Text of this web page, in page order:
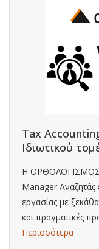
Tax
Ιδιωτικού
Η ΟΡΘΟΛΟΓΙΣΜΟΣ
Manager
εργασίας με
και πραγματικές
Περισσότερα